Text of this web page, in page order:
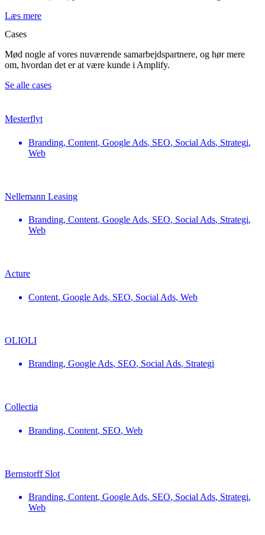
Læs mere
Cases
Mød nogle af vores nuværende samarbejdspartnere, og hør mere
om, hvordan det er at være kunde i Amplify.
Se alle cases
Mesterflyt
Branding, Content, Google Ads, SEO, Social Ads, Strategi,
Web
Nellemann Leasing
Branding, Content, Google Ads, SEO, Social Ads, Strategi,
Web
Acture
Content, Google Ads, SEO, Social Ads, Web
OLIOLI
Branding, Google Ads, SEO, Social Ads, Strategi
Collectia
Branding, Content, SEO, Web
Bernstorff Slot
Branding, Content, Google Ads, SEO, Social Ads, Strategi,
Web